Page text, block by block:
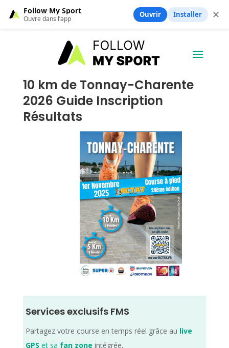
10 km de Tonnay-Charente
2026 Guide Inscription
Résultats
Services exclusifs FMS
Partagez votre course en temps réel grâce au live
GPS et sa fan zone intégrée.
Follow My Sport
Ouvre dans l’app Ouvrir Installer ✕